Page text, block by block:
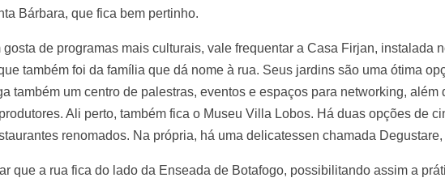
Bárbara, que fica bem pertinho.
gosta de programas mais culturais, vale frequentar a Casa Firjan, instalada
também foi da família que dá nome à rua. Seus jardins são uma ótima
também um centro de palestras, eventos e espaços para networking, além
Ali perto, também fica o Museu Villa Lobos. Há duas opções de
renomados. Na própria, há uma delicatessen chamada
que a rua fica do lado da Enseada de Botafogo, possibilitando assim a